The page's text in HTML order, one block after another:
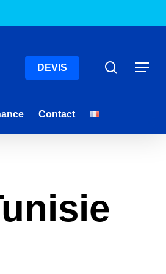
DEVIS Menu
Contact